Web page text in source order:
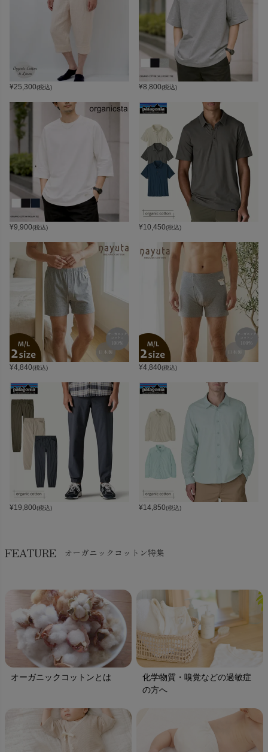
¥25,300(税込) ¥8,800(税込)
¥9,900(税込) ¥10,450(税込)
¥4,840(税込) ¥4,840(税込)
¥19,800(税込) ¥14,850(税込)
FEATURE オーガニックコットン特集
オーガニックコットンとは
化学物質・嗅覚などの過敏症
の方へ